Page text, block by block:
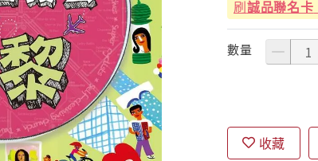
刷誠品聯名卡
數量
收藏